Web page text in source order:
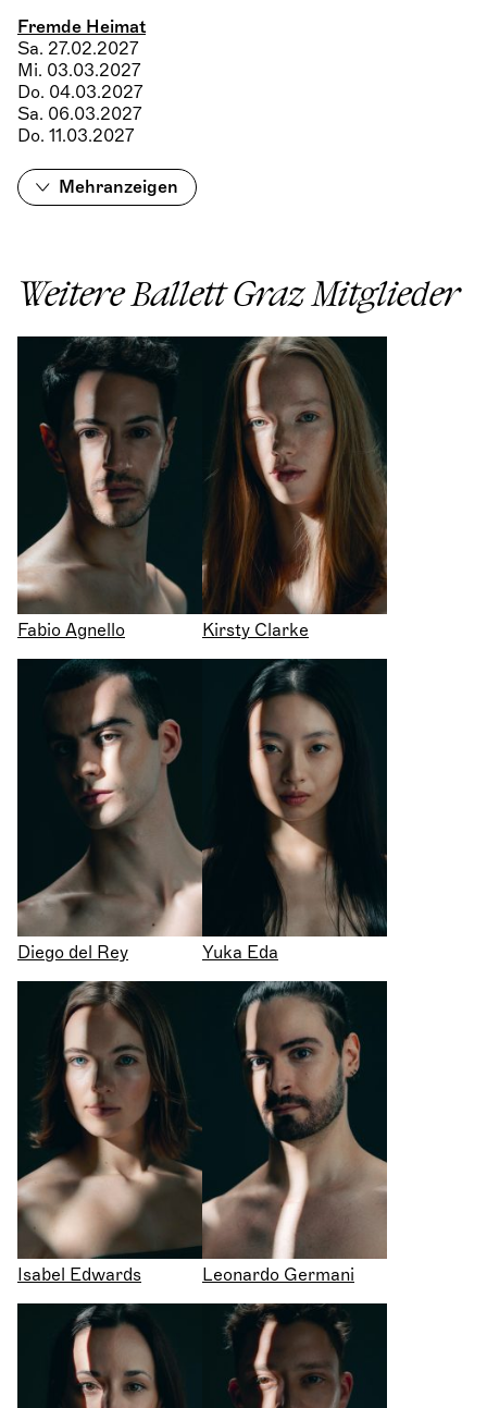
Fremde Heimat
Sa. 27.02.2027
Mi. 03.03.2027
Do. 04.03.2027
Sa. 06.03.2027
Do. 11.03.2027
Mehranzeigen
Weitere Ballett Graz Mitglieder
Fabio Agnello Kirsty Clarke
Diego del Rey Yuka Eda
Isabel Edwards Leonardo Germani